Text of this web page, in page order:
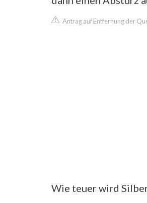
Antrag auf Entfernung der
Wie teuer wird